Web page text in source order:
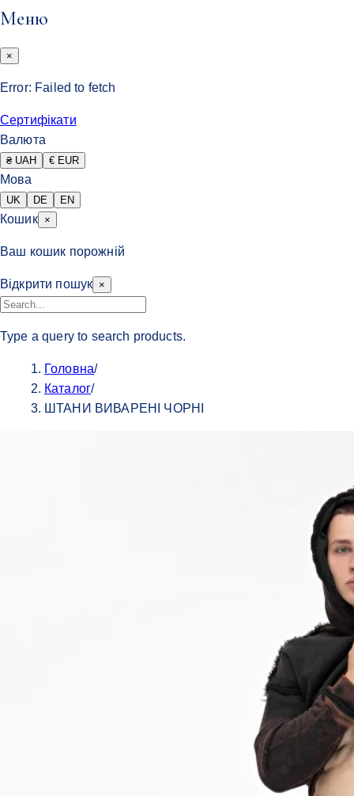
Меню
×
Error: Failed to fetch
Сертифікати
Валюта
₴ UAH € EUR
Мова
UK DE EN
Кошик ×
Ваш кошик порожній
Відкрити пошук ×
Type a query to search products.
Головна/
Каталог/
ШТАНИ ВИВАРЕНІ ЧОРНІ